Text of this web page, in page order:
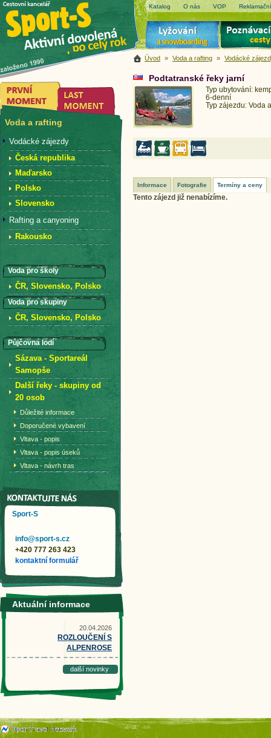
Katalog O nás VOP
Úvod » Voda a rafting » Vodácké
Podtatranské řeky jarní
Typ ubytování:
6-denní
Typ zájezdu: Voda
Informace Fotografie Termíny a ceny
Tento zájezd již nenabízíme.
Voda a rafting
Vodácké zájezdy
Česká republika
Maďarsko
Polsko
Slovensko
Rafting a canyoning
Rakousko
Voda pro školy
ČR, Slovensko, Polsko
Voda pro skupiny
ČR, Slovensko, Polsko
Půjčovna lodí
Sázava - Sportareál
Samopše
Další řeky - skupiny od
20 osob
Důležité informace
Doporučené vybavení
Vltava - popis
Vltava - popis úseků
Vltava - návrh tras
Sport-S
info@sport-s.cz
+420 777 263 423
kontaktní formulář
Aktuální informace
20.04.2026
ROZLOUČENÍ S
ALPENROSE
další novinky